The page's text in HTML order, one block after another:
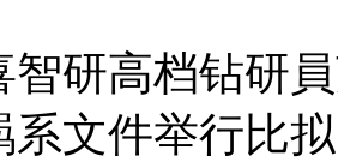
智研高档钻研
系文件举行比